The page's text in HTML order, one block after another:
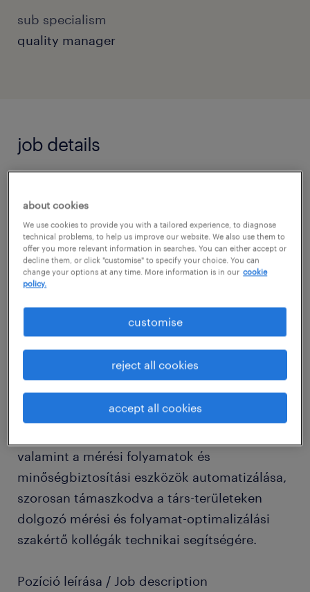
sub specialism
quality manager
job details
Partnerünk egy Budapest déli
agglomerációjában elhelyezkedő, nemzetközi
hátterű, stabil műanyagipari gyártó vállalat. A
Quality Expert pozíció célja a magyarországi
gyáregység minőségügyi működtetése és
rendszerszintű fejlesztése autonóm, szakértői
szerepkörben. A pozíció betöltője felel a
minőségügyi sztenderdek fenntartásáért és a
gyártás támogatásáért, miközben
folyamatokban és rendszerekben
gondolkodik. Kiemelt feladata a géppark
valamint a mérési folyamatok és
minőségbiztosítási eszközök automatizálása,
szorosan támaszkodva a társ-területeken
dolgozó mérési és folyamat-optimalizálási
szakértő kollégák technikai segítségére.
Pozíció leírása / Job description
about cookies
We use cookies to provide you with a tailored experience, to diagnose
technical problems, to help us improve our website. We also use them to
offer you more relevant information in searches. You can either accept or
decline them, or click "customise" to specify your choice. You can
change your options at any time. More information is in our cookie
policy.
customise
reject all cookies
accept all cookies